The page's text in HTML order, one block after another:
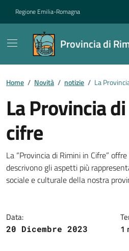
Regione Emilia-Romagna
Provincia di
Contenuti in
Home / Novità / notizie / La
La Provincia
cifre
Dettagli della
La “Provincia di Rimini in Cifre”
descrivono gli aspetti più
sociale e culturale della nostra
Data:
20 Dicembre 2023 1